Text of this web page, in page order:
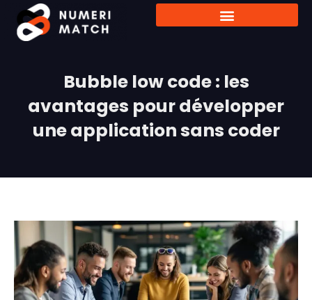
Bubble low code : les
avantages pour développer
une application sans coder